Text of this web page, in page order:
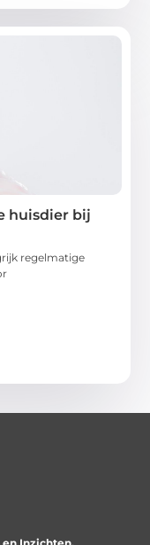
huisdier bij
regelmatige